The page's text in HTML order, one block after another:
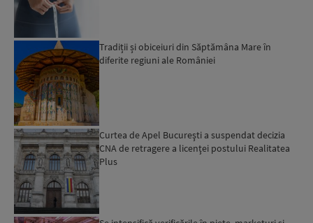
Tradiții și obiceiuri din Săptămâna Mare în
diferite regiuni ale României
Curtea de Apel Bucureşti a suspendat decizia
CNA de retragere a licenţei postului Realitatea
Plus